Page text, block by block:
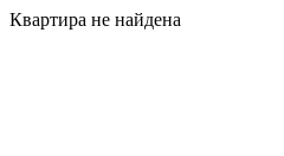
Квартира не найдена